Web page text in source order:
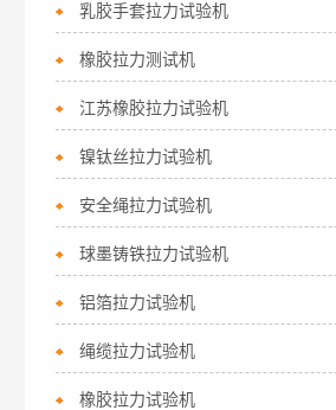
乳胶手套拉力试验机
橡胶拉力测试机
江苏橡胶拉力试验机
镍钛丝拉力试验机
安全绳拉力试验机
球墨铸铁拉力试验机
铝箔拉力试验机
绳缆拉力试验机
橡胶拉力试验机